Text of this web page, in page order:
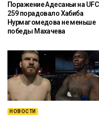
Поражение Адесаньи на UFC
259 порадовало Хабиба
Нурмагомедова не меньше
победы Махачева
НОВОСТИ